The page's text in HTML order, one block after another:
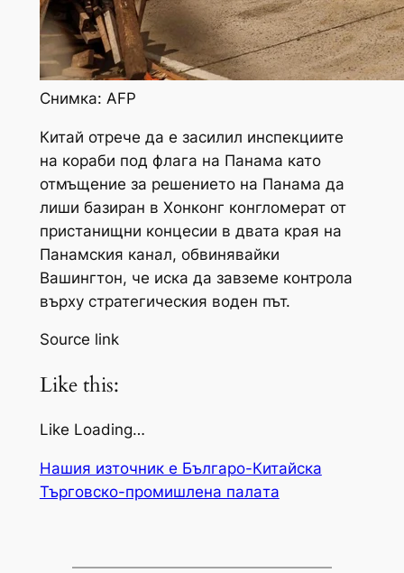
Снимка: AFP
Китай отрече да е засилил инспекциите
на кораби под флага на Панама като
отмъщение за решението на Панама да
лиши базиран в Хонконг конгломерат от
пристанищни концесии в двата края на
Панамския канал, обвинявайки
Вашингтон, че иска да завземе контрола
върху стратегическия воден път.
Source link
Like this:
Like Loading…
Нашия източник е Българо-Китайска
Търговско-промишлена палaта